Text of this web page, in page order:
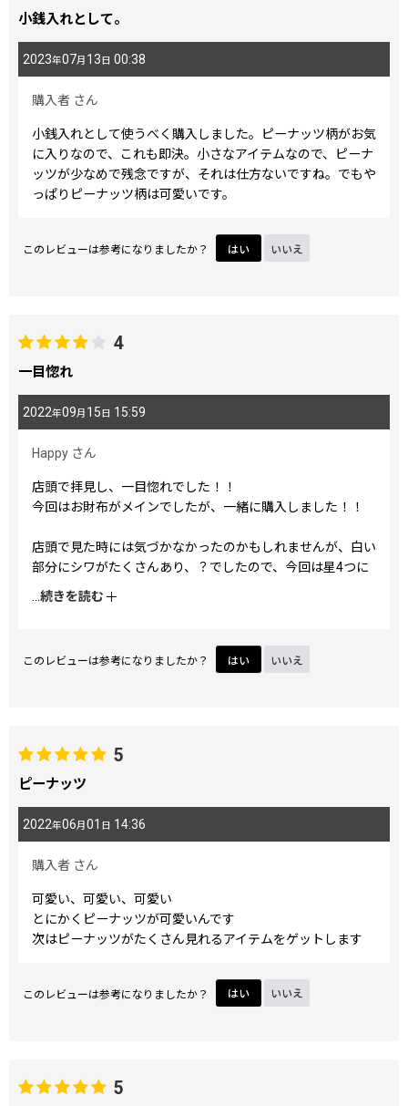
小銭入れとして。
2023年07月 13 日 00:38
購入者 さん
小銭入れとして使うべく購入しました。ピーナッツ柄がお気
に入りなので、これも即決。小さなアイテムなので、ピーナ
ッツが少なめで残念ですが、それは仕方ないですね。でもや
っぱりピーナッツ柄は可愛いです。
このレビューは参考になりましたか？ はい いいえ
4
一目惚れ
2022年09月 15 日 15:59
Happy さん
店頭で拝見し、一目惚れでした！！
今回はお財布がメインでしたが、一緒に購入しました！！
店頭で見た時には気づかなかったのかもしれませんが、白い
部分にシワがたくさんあり、？でしたので、今回は星4つに
しました。
...続きを読む
このレビューは参考になりましたか？ はい いいえ
5
ピーナッツ
2022年06月01 日 14:36
購入者 さん
可愛い、可愛い、可愛い
とにかくピーナッツが可愛いんです
次はピーナッツがたくさん見れるアイテムをゲットします
このレビューは参考になりましたか？ はい いいえ
5